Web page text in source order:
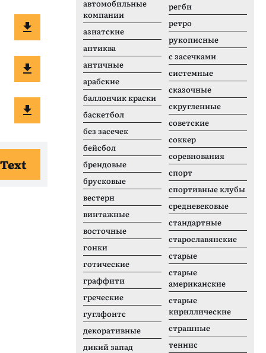
автомобильные
компании
азиатские
антиква
античные
арабские
баллончик краски
баскетбол
без засечек
бейсбол
брендовые
брусковые
вестерн
винтажные
восточные
гонки
готические
граффити
греческие
гуглфонтс
декоративные
дикий запад
регби
ретро
рукописные
с засечками
системные
сказочные
скругленные
советские
соккер
соревнования
спорт
спортивные клубы
средневековые
стандартные
старославянские
старые
старые
американские
старые
кириллические
страшные
теннис